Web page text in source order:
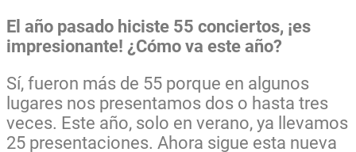
El año pasado hiciste 55 conciertos, ¡es
impresionante! ¿Cómo va este año?
Sí, fueron más de 55 porque en algunos
lugares nos presentamos dos o hasta tres
veces. Este año, solo en verano, ya llevamos
25 presentaciones. Ahora sigue esta nueva